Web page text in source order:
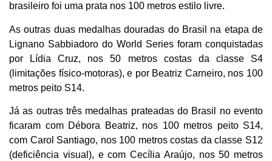
brasileiro foi uma prata nos 100 metros estilo livre.
As outras duas medalhas douradas do Brasil na etapa de
Lignano Sabbiadoro do World Series foram conquistadas
por Lídia Cruz, nos 50 metros costas da classe S4
(limitações físico-motoras), e por Beatriz Carneiro, nos 100
metros peito S14.
Já as outras três medalhas prateadas do Brasil no evento
ficaram com Débora Beatriz, nos 100 metros peito S14,
com Carol Santiago, nos 100 metros costas da classe S12
(deficiência visual), e com Cecília Araújo, nos 50 metros